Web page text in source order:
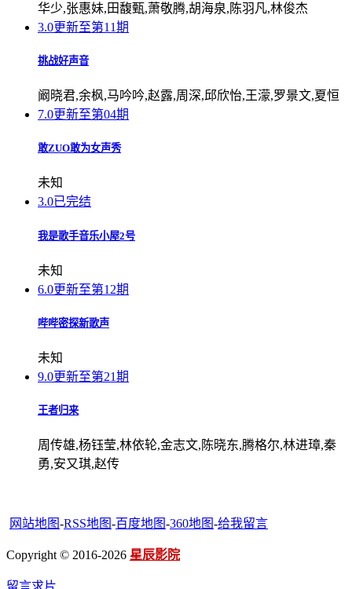
华少,张惠妹,田馥甄,萧敬腾,胡海泉,陈羽凡,林俊杰
3.0更新至第11期
挑战好声音
阚晓君,余枫,马吟吟,赵露,周深,邱欣怡,王濛,罗景文,夏恒
7.0更新至第04期
敢ZUO敢为女声秀
未知
3.0已完结
我是歌手音乐小屋2号
未知
6.0更新至第12期
哔哔密探新歌声
未知
9.0更新至第21期
王者归来
周传雄,杨钰莹,林依轮,金志文,陈晓东,腾格尔,林进璋,秦
勇,安又琪,赵传
网站地图-RSS地图-百度地图-360地图-给我留言
Copyright © 2016-2026 星辰影院